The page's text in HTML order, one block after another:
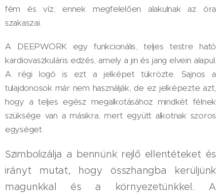
fém és víz; ennek megfelelően alakulnak az óra
szakaszai.
A DEEPWORK egy funkcionális, teljes testre ható
kardiovaszkuláris edzés, amely a jin és jang elvein alapul.
A régi logó is ezt a jelképet tükrözte. Sajnos a
tulajdonosok már nem használják, de ez jelképezte azt,
hogy a teljes egész megalkotásához mindkét félnek
szüksége van a másikra, mert együtt alkotnak szoros
egységet.
Szimbolizálja a bennünk rejlő ellentéteket és
irányt mutat, hogy összhangba kerüljünk
magunkkal és a környezetünkkel. A